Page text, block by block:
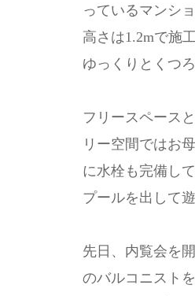
っているマンシ
高さは1.2mで施工
ゆっくりとくつ
フリースペース
リー空間ではお
に水栓も完備し
プールを出して
先日、内覧会を
のバルコニスト